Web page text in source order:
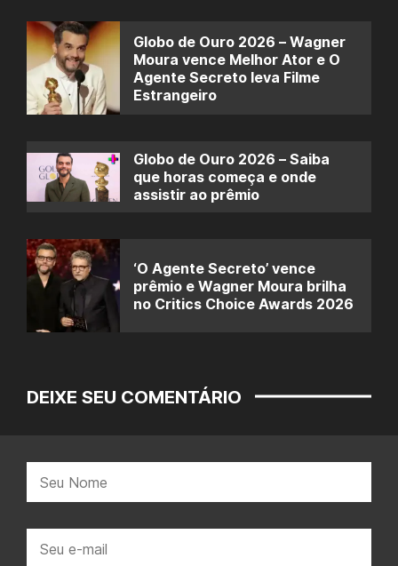
Globo de Ouro 2026 – Wagner
Moura vence Melhor Ator e O
Agente Secreto leva Filme
Estrangeiro
Globo de Ouro 2026 – Saiba
que horas começa e onde
assistir ao prêmio
‘O Agente Secreto’ vence
prêmio e Wagner Moura brilha
no Critics Choice Awards 2026
DEIXE SEU COMENTÁRIO
mail: